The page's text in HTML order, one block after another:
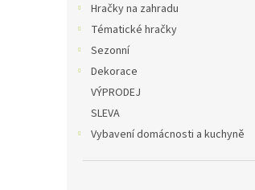
Hračky na zahradu
Tématické hračky
Sezonní
Dekorace
VÝPRODEJ
SLEVA
Vybavení domácnosti a kuchyně